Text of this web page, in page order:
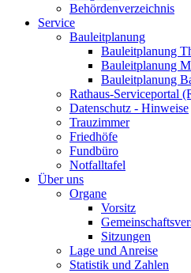
Behördenverzeichnis
Service
Bauleitplanung
Bauleitplanung
Bauleitplanung
Bauleitplanung
Rathaus-Serviceportal
Datenschutz - Hinweise
Trauzimmer
Friedhöfe
Fundbüro
Notfalltafel
Über uns
Organe
Vorsitz
Sitzungen
Lage und Anreise
Statistik und Zahlen